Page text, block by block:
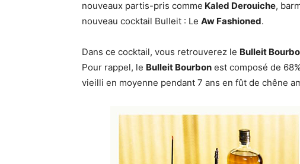
nouveaux partis-pris comme Kaled Derouiche,
nouveau cocktail Bulleit : Le Aw Fashioned.
Dans ce cocktail, vous retrouverez le Bulleit
Pour rappel, le Bulleit Bourbon est composé de
vieilli en moyenne pendant 7 ans en fût de chêne